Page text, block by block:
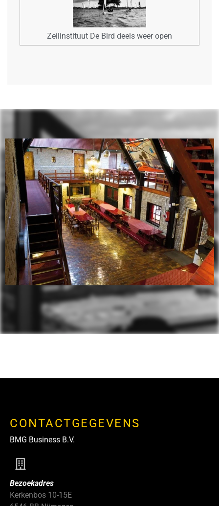
Zeilinstituut De Bird deels weer open
CONTACTGEGEVENS
BMG Business B.V.
Bezoekadres
Kerkenbos 10-15E